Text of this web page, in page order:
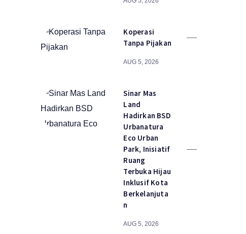
Koperasi
Tanpa Pijakan
AUG 5, 2026
Sinar Mas
Land
Hadirkan BSD
Urbanatura
Eco Urban
Park, Inisiatif
Ruang
Terbuka Hijau
Inklusif Kota
Berkelanjuta
n
AUG 5, 2026